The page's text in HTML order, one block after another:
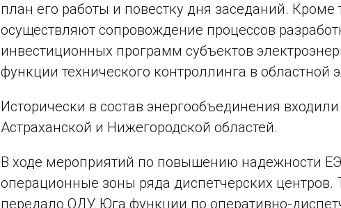
план его работы и повестку дня заседаний. Кроме
осуществляют сопровождение процессов
инвестиционных программ субъектов
функции технического контроллинга в областной
Исторически в состав энергообъединения
Астраханской и Нижегородской областей.
В ходе мероприятий по повышению надежности
операционные зоны ряда диспетчерских центров.
передало ОДУ Юга функции по оперативно-